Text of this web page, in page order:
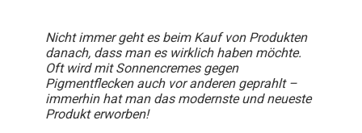
Nicht immer geht es beim Kauf von Produkten
danach, dass man es wirklich haben möchte.
Oft wird mit Sonnencremes gegen
Pigmentflecken auch vor anderen geprahlt –
immerhin hat man das modernste und neueste
Produkt erworben!